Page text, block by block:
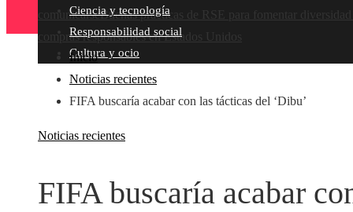
comunicarseBuenas prácticas de RSE para fomentar
compras responsables en Estados Unidos
Ciencia y tecnología
Responsabilidad social
Cultura y ocio
Inicio
Noticias recientes
FIFA buscaría acabar con las tácticas del ‘Dibu’
Noticias recientes
FIFA buscaría acabar